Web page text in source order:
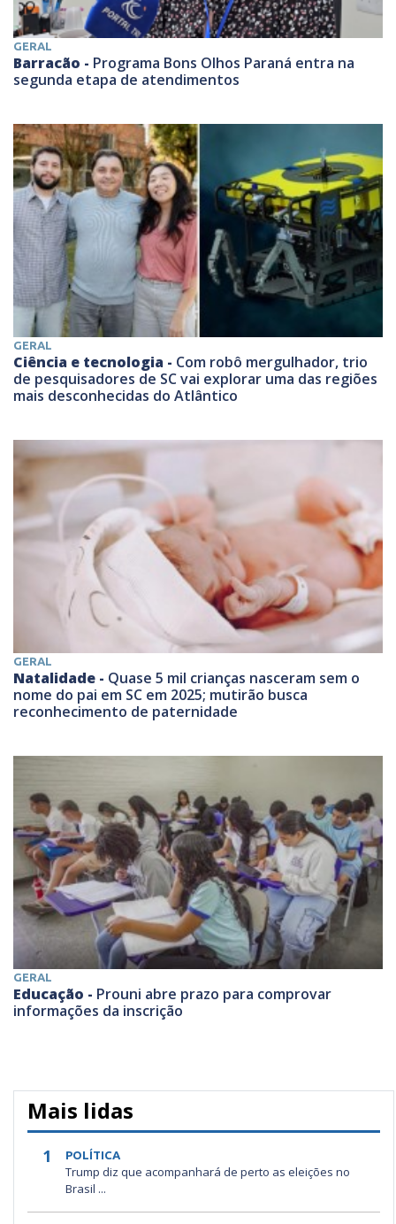
GERAL
Barracão - Programa Bons Olhos Paraná entra na
segunda etapa de atendimentos
GERAL
Ciência e tecnologia - Com robô mergulhador, trio
de pesquisadores de SC vai explorar uma das regiões
mais desconhecidas do Atlântico
GERAL
Natalidade - Quase 5 mil crianças nasceram sem o
nome do pai em SC em 2025; mutirão busca
reconhecimento de paternidade
GERAL
Educação - Prouni abre prazo para comprovar
informações da inscrição
Mais lidas
1 POLÍTICA
Trump diz que acompanhará de perto as eleições no
Brasil ...